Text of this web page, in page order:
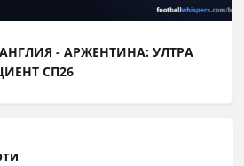
АНГЛИЯ - АРЖЕНТИНА: УЛТРА
СП26